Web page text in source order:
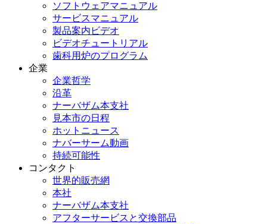
ソフトウェアマニュアル
サービスマニュアル
製品案内ビデオ
ビデオチュートリアル
歯科用炉のプログラム
企業
企業哲学
沿革
ナーバザム本支社
見本市の日程
ホットニュース
ナバーサーム動画
持続可能性
コンタクト
世界的販売網
本社
ナーバザム本支社
アフターサービスと交換部品